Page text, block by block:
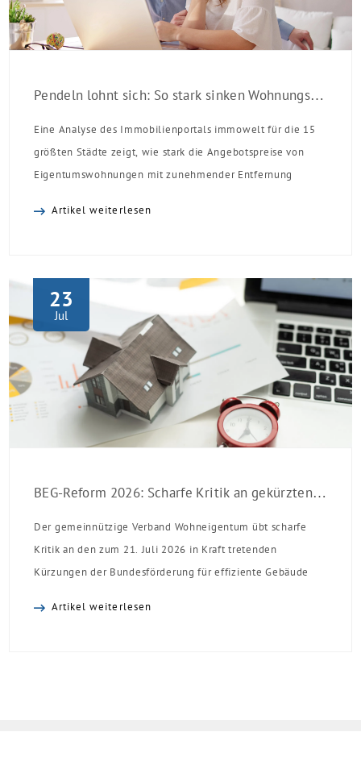
Pendeln lohnt sich: So stark sinken Wohnungspreise im Umland
Eine Analyse des Immobilienportals immowelt für die 15
größten Städte zeigt, wie stark die Angebotspreise von
Eigentumswohnungen mit zunehmender Entfernung
Artikel weiterlesen
23
Jul
BEG-Reform 2026: Scharfe Kritik an gekürzten Sanierungsförderungen
Der gemeinnützige Verband Wohneigentum übt scharfe
Kritik an den zum 21. Juli 2026 in Kraft tretenden
Kürzungen der Bundesförderung für effiziente Gebäude
Artikel weiterlesen